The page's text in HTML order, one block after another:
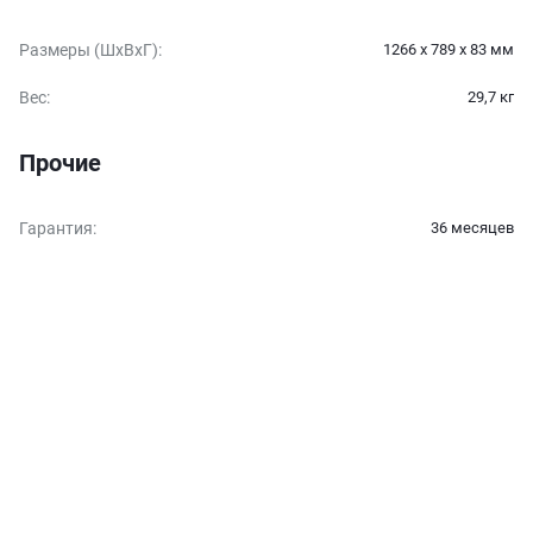
Размеры (ШxВxГ): 1266 x 789 x 83 мм
Вес: 29,7 кг
Прочие
Гарантия: 36 месяцев